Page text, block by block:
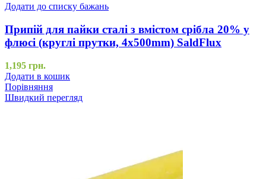
Додати до списку бажань
Припій для пайки сталі з вмістом срібла 20% у
флюсі (круглі прутки, 4x500mm) SaldFlux
1,195 грн.
Додати в кошик
Порівняння
Швидкий перегляд